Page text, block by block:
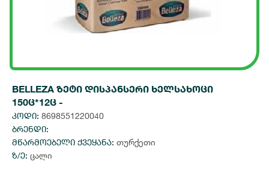
BELLEZA ზეტი დისპანსერი ხელსახოცი
150ც*12ც -
კოდი: 8698551220040
ბრენდი:
მწარმოებელი ქვეყანა: თურქეთი
ზ/ე: ცალი